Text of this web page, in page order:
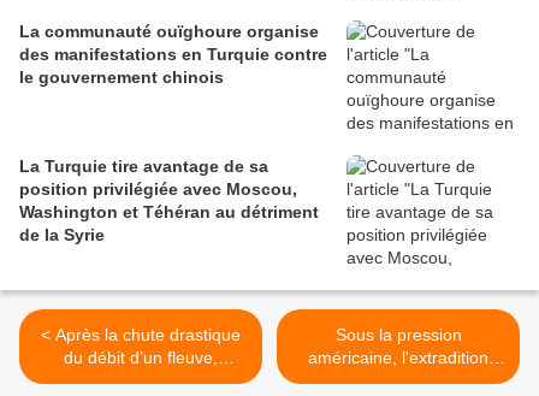
La communauté ouïghoure organise
des manifestations en Turquie contre
le gouvernement chinois
La Turquie tire avantage de sa
position privilégiée avec Moscou,
Washington et Téhéran au détriment
de la Syrie
< Après la chute drastique
du débit d’un fleuve,
Bagdad accuse Téhéran
Sous la pression
américaine, l'extradition
d'Assange de retour devant